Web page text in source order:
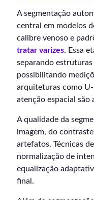
A segmentação
central em modelos
calibre venoso e
tratar varizes. Essa
separando
possibilitando
arquiteturas como
atenção espacial são
A qualidade da
imagem, do
artefatos. Técnicas
normalização de
equalização
final.